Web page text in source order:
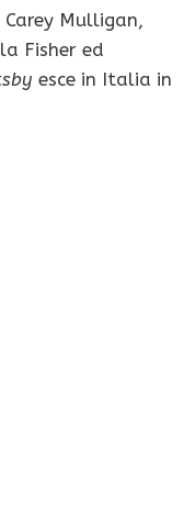
Mulligan,
Fisher ed
esce in Italia in